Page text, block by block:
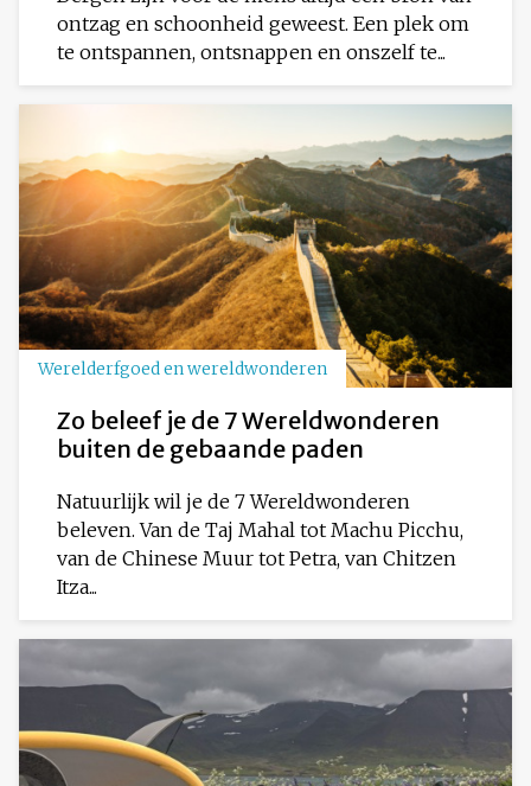
ontzag en schoonheid geweest. Een plek om
te ontspannen, ontsnappen en onszelf te...
Werelderfgoed en wereldwonderen
Zo beleef je de 7 Wereldwonderen
buiten de gebaande paden
Natuurlijk wil je de 7 Wereldwonderen
beleven. Van de Taj Mahal tot Machu Picchu,
van de Chinese Muur tot Petra, van Chitzen
Itza...